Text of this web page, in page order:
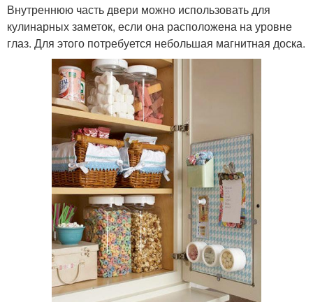
Внутреннюю часть двери можно использовать для
кулинарных заметок, если она расположена на уровне
глаз. Для этого потребуется небольшая магнитная доска.